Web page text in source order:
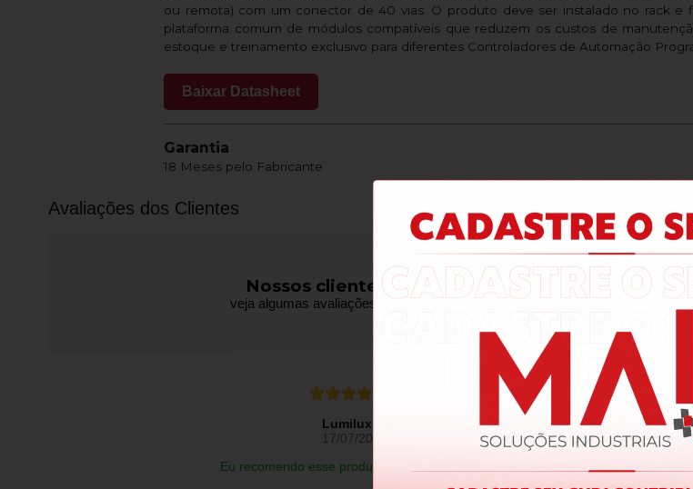
ou remota) com um conector de 40 vias. O produto deve ser instalado no rack e
plataforma comum de módulos compatíveis que reduzem os custos de
estoque e treinamento exclusivo para diferentes Controladores de Automação
Baixar Datasheet
Garantia
18 Meses pelo Fabricante
Avaliações dos Clientes
Nossos clientes falam por nós!
veja algumas avaliações de produtos da nossa loja.
Lumilux L.
17/07/2026
Eu recomendo esse produto.
ATV310HD18N4E - INVERSOR
SEM FILTRO EMC